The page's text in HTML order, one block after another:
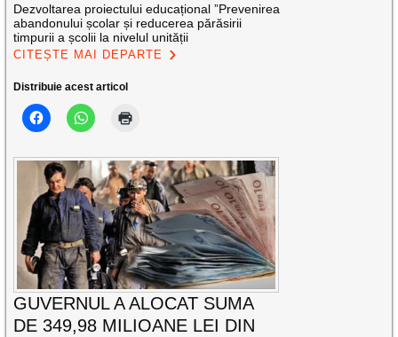
Dezvoltarea proiectului educațional ”Prevenirea
abandonului școlar și reducerea părăsirii
timpurii a școlii la nivelul unității
CITEȘTE MAI DEPARTE
Distribuie acest articol
GUVERNUL A ALOCAT SUMA
DE 349,98 MILIOANE LEI DIN